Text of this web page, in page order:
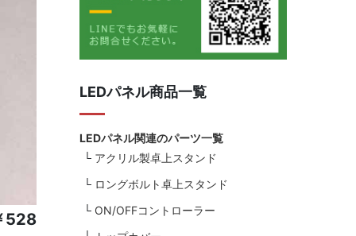
528
LEDパネル商品一覧
LEDパネル関連のパーツ一覧
アクリル製卓上スタンド
ロングボルト卓上スタンド
ON/OFFコントローラー